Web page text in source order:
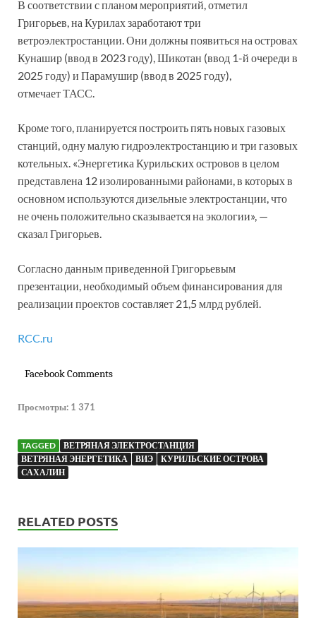
В соответствии с планом мероприятий, отметил
Григорьев, на Курилах заработают три
ветроэлектростанции. Они должны появиться на островах
Кунашир (ввод в 2023 году), Шикотан (ввод 1-й очереди в
2025 году) и Парамушир (ввод в 2025 году),
отмечает ТАСС.
Кроме того, планируется построить пять новых газовых
станций, одну малую гидроэлектростанцию и три газовых
котельных. «Энергетика Курильских островов в целом
представлена 12 изолированными районами, в которых в
основном используются дизельные электростанции, что
не очень положительно сказывается на экологии», —
сказал Григорьев.
Согласно данным приведенной Григорьевым
презентации, необходимый объем финансирования для
реализации проектов составляет 21,5 млрд рублей.
RCC.ru
Facebook Comments
Просмотры: 1 371
TAGGED
ВЕТРЯНАЯ ЭЛЕКТРОСТАНЦИЯ
ВЕТРЯНАЯ ЭНЕРГЕТИКА
ВИЭ
КУРИЛЬСКИЕ ОСТРОВА
САХАЛИН
RELATED POSTS